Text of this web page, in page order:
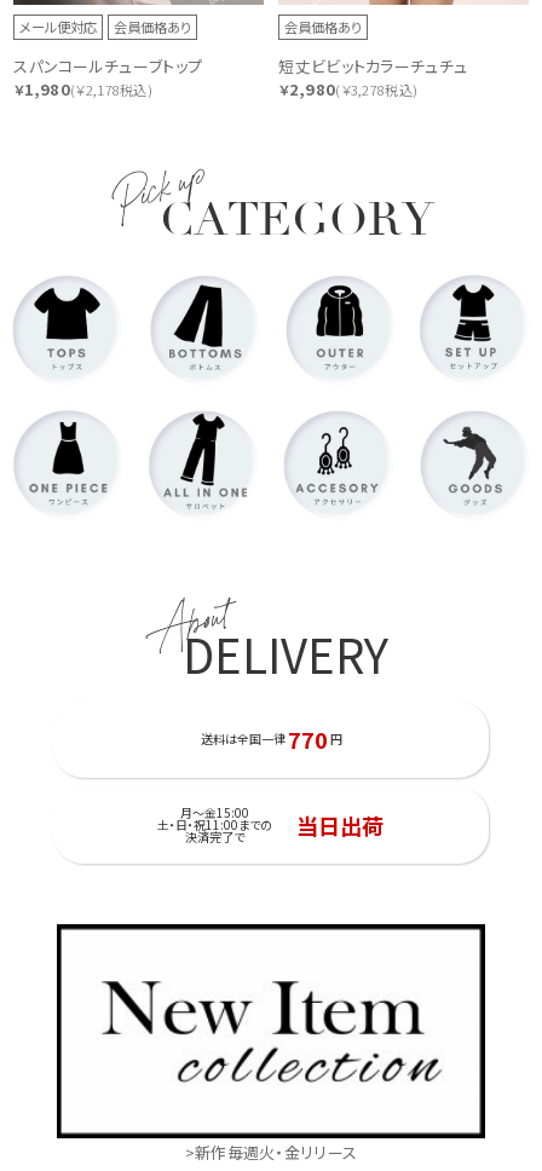
メール便対応 会員価格あり
スパンコールチューブトップ
￥1,980(￥2,178税込)
会員価格あり
短丈ビビットカラーチュチュ
￥2,980(￥3,278税込)
Pick upCATEGORY
About
DELIVERY
送料は全国一律 770 円
月～金15:00
土・日・祝11:00までの
決済完了で 当日出荷
>新作毎週火・金リリース